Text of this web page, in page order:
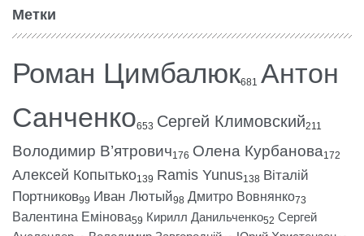
Метки
Роман Цимбалюк681 Антон
Санченко653 Сергей Климовский211
Володимир В’ятрович176 Олена Курбанова172
Алексей Копытько139 Ramis Yunus138 Віталій
Портников99 Иван Лютый98 Дмитро Вовнянко73
Валентина Емінова59 Кирилл Данильченко52 Сергей